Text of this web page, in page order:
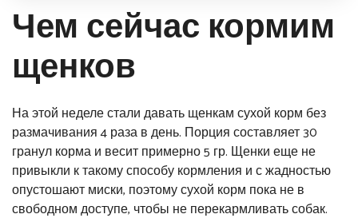
Чем сейчас кормим
щенков
На этой неделе стали давать щенкам сухой корм без
размачивания 4 раза в день. Порция составляет 30
гранул корма и весит примерно 5 гр. Щенки еще не
привыкли к такому способу кормления и с жадностью
опустошают миски, поэтому сухой корм пока не в
свободном доступе, чтобы не перекармливать собак.